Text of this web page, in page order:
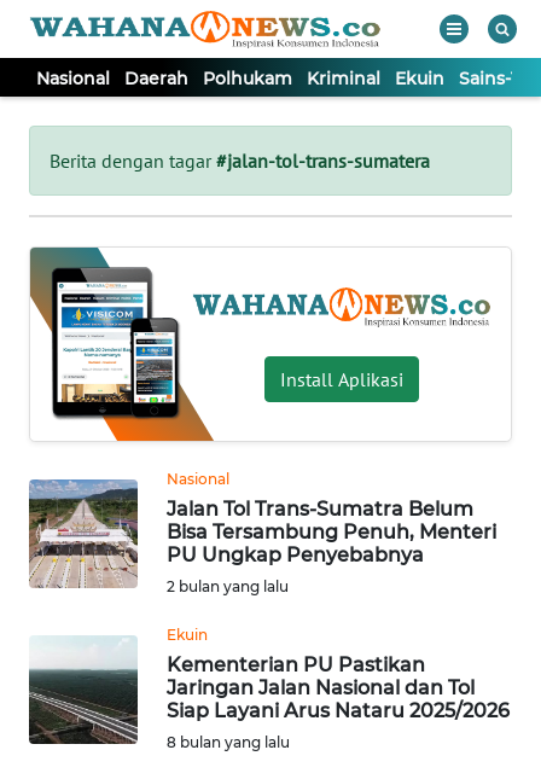
Nasional Daerah Polhukam Kriminal Ekuin Sains-
Berita dengan tagar#jalan-tol-trans-sumatera
Install Aplikasi
Nasional
Jalan Tol Trans-Sumatra Belum
Bisa Tersambung Penuh, Menteri
PU Ungkap Penyebabnya
2 bulan yang lalu
Ekuin
Kementerian PU Pastikan
Jaringan Jalan Nasional dan Tol
Siap Layani Arus Nataru 2025/2026
8 bulan yang lalu
Tutup
NASIONAL
DAERAH
POLHUKAM
KRIMINAL
EKUIN
SAINS-TEKNO
INTERNASIONAL